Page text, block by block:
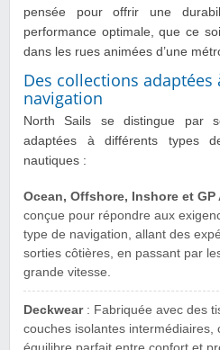
pensée pour offrir une
performance optimale, que ce
dans les rues animées d’une
Des collections adaptées
navigation
North Sails se distingue par
adaptées à différents types
nautiques :
Ocean, Offshore, Inshore et GP
conçue pour répondre aux
type de navigation, allant des
sorties côtières, en passant par
grande vitesse.
Deckwear: Fabriquée avec des
couches isolantes intermédiaires,